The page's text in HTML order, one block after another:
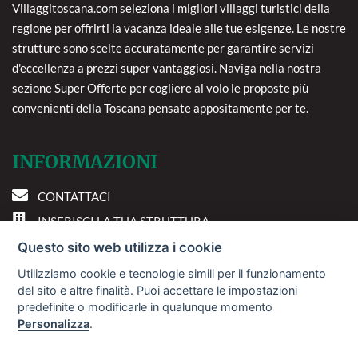
Villaggitoscana.com seleziona i migliori villaggi turistici della
regione per offrirti la vacanza ideale alle tue esigenze. Le nostre
strutture sono scelte accuratamente per garantire servizi
d'eccellenza a prezzi super vantaggiosi. Naviga nella nostra
sezione Super Offerte per cogliere al volo le proposte più
convenienti della Toscana pensate appositamente per te.
INFORMAZIONI
CONTATTACI
INSERISCI LA TUA STRUTTURA
PREFERENZE COOKIE
DOVE SIAMO
Via A. Costa, 2 - 63822
Questo sito web utilizza i cookie
Utilizziamo cookie e tecnologie simili per il funzionamento
del sito e altre finalità. Puoi accettare le impostazioni
predefinite o modificarle in qualunque momento
Personalizza.